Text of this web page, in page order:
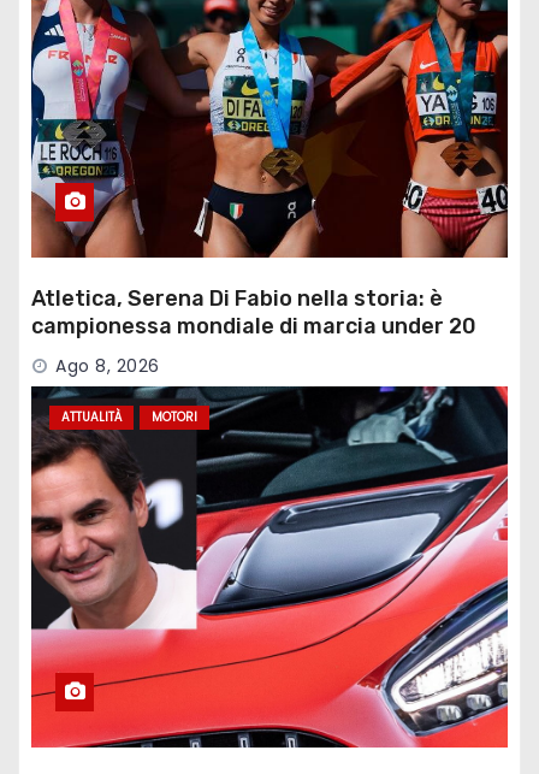
Atletica, Serena Di Fabio nella storia: è
campionessa mondiale di marcia under 20
Ago 8, 2026
ATTUALITÀ MOTORI